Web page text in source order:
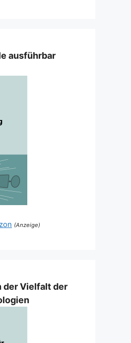
ausführbar
(Anzeige)
der Vielfalt der